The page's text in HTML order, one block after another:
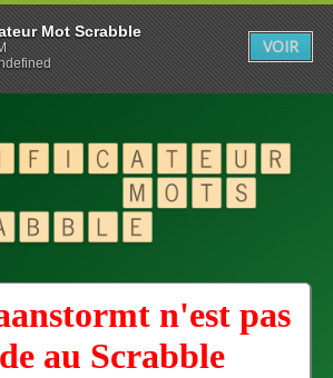
n'est pas
au Scrabble
Mot Scrabble
VOIR